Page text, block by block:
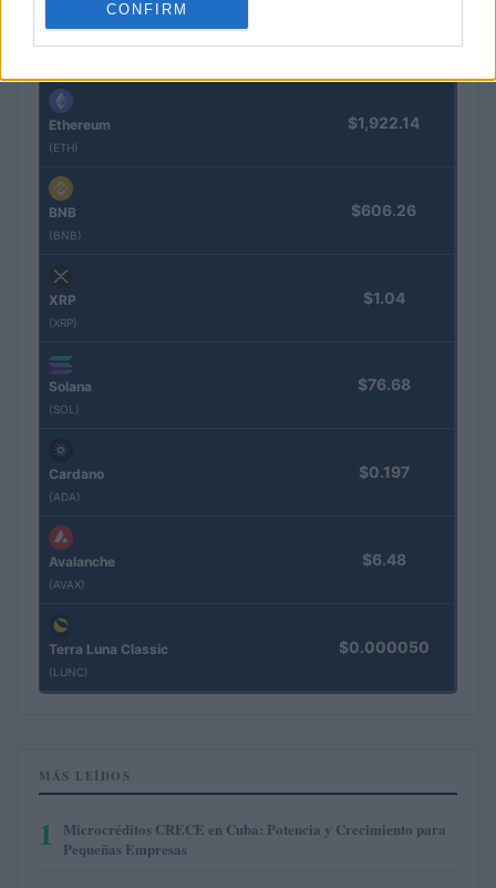
CONFIRM
Ethereum
(ETH)
$1,922.14
BNB
(BNB)
$606.26
XRP
(XRP)
$1.04
Solana
(SOL)
$76.68
Cardano
(ADA)
$0.197
Avalanche
(AVAX)
$6.48
Terra Luna Classic
(LUNC)
$0.000050
MÁS LEÍDOS
1
Microcréditos CRECE en Cuba: Potencia y Crecimiento para
Pequeñas Empresas